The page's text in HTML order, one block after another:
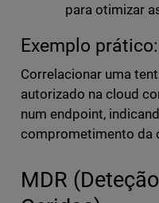
para otimizar
Exemplo prático:
Correlacionar uma
autorizado na cloud
num endpoint,
comprometimento da
MDR